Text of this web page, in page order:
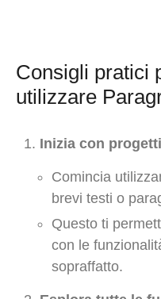
Consigli pratici
utilizzare
Inizia con
Comincia
brevi testi o
Questo ti
con le
sopraffatto.